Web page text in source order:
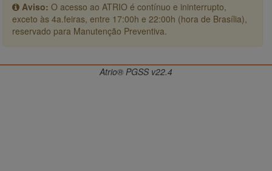
Aviso: O acesso ao ATRIO é contínuo e ininterrupto,
exceto às 4a.feiras, entre 17:00h e 22:00h (hora de Brasília),
reservado para Manutenção Preventiva.
Atrio® PGSS v22.4